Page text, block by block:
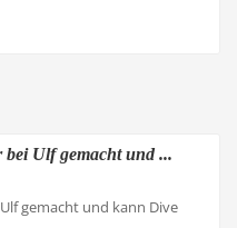
Ulf gemacht und ...
gemacht und kann Dive